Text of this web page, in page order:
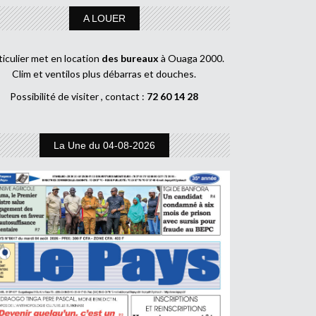
A LOUER
met en location des bureaux à Ouaga 2000.
Clim et ventilos plus débarras et douches.
Possibilité de visiter , contact : 72 60 14 28
La Une du 04-08-2026